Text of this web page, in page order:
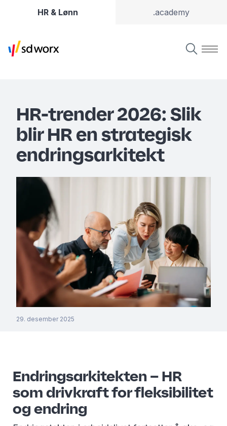
HR & Lønn .academy
HR-trender 2026: Slik
blir HR en strategisk
endringsarkitekt
29. desember 2025
Endringsarkitekten – HR
som drivkraft for fleksibilitet
og endring